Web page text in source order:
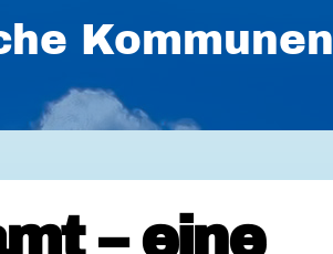
Kommunen
– eine